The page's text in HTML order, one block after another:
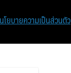
นโยบายความเป็นส่วนตัว